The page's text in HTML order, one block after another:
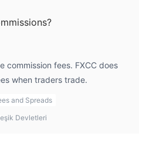
commission fees. FXCC does
when traders trade.
and Spreads
Devletleri